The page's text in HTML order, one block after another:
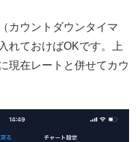
カウントダウンタイマ
れておけばOKです。上
現在レートと併せてカウ